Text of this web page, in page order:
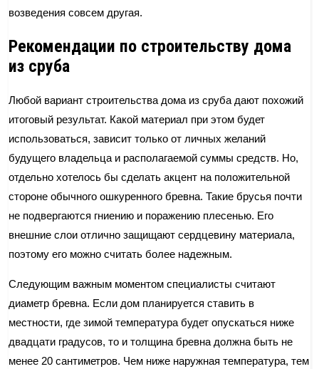
возведения совсем другая.
Рекомендации по строительству дома
из сруба
Любой вариант строительства дома из сруба дают похожий
итоговый результат. Какой материал при этом будет
использоваться, зависит только от личных желаний
будущего владельца и располагаемой суммы средств. Но,
отдельно хотелось бы сделать акцент на положительной
стороне обычного ошкуренного бревна. Такие брусья почти
не подвергаются гниению и поражению плесенью. Его
внешние слои отлично защищают сердцевину материала,
поэтому его можно считать более надежным.
Следующим важным моментом специалисты считают
диаметр бревна. Если дом планируется ставить в
местности, где зимой температура будет опускаться ниже
двадцати градусов, то и толщина бревна должна быть не
менее 20 сантиметров. Чем ниже наружная температура, тем